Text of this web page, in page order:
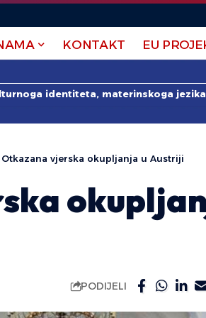
KONTAKT EU
identiteta, materinskoga
Otkazana vjerska okupljanja u Austriji
PODIJELI